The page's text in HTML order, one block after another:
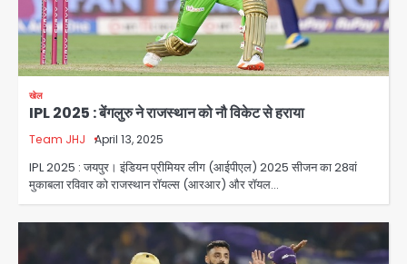
खेल
IPL 2025 : बेंगलुरु ने राजस्थान को नौ विकेट से हराया
Team JHJ April 13, 2025
IPL 2025 : जयपुर। इंडियन प्रीमियर लीग (आईपीएल) 2025 सीजन का 28वां
मुकाबला रविवार को राजस्थान रॉयल्स (आरआर) और रॉयल…